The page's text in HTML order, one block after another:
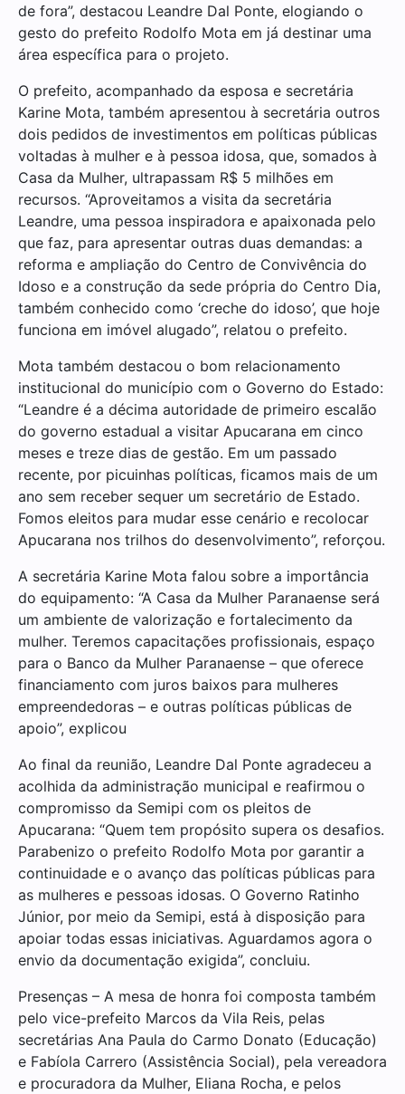
de fora”, destacou Leandre Dal Ponte, elogiando o
gesto do prefeito Rodolfo Mota em já destinar uma
área específica para o projeto.
O prefeito, acompanhado da esposa e secretária
Karine Mota, também apresentou à secretária outros
dois pedidos de investimentos em políticas públicas
voltadas à mulher e à pessoa idosa, que, somados à
Casa da Mulher, ultrapassam R$ 5 milhões em
recursos. “Aproveitamos a visita da secretária
Leandre, uma pessoa inspiradora e apaixonada pelo
que faz, para apresentar outras duas demandas: a
reforma e ampliação do Centro de Convivência do
Idoso e a construção da sede própria do Centro Dia,
também conhecido como ‘creche do idoso’, que hoje
funciona em imóvel alugado”, relatou o prefeito.
Mota também destacou o bom relacionamento
institucional do município com o Governo do Estado:
“Leandre é a décima autoridade de primeiro escalão
do governo estadual a visitar Apucarana em cinco
meses e treze dias de gestão. Em um passado
recente, por picuinhas políticas, ficamos mais de um
ano sem receber sequer um secretário de Estado.
Fomos eleitos para mudar esse cenário e recolocar
Apucarana nos trilhos do desenvolvimento”, reforçou.
A secretária Karine Mota falou sobre a importância
do equipamento: “A Casa da Mulher Paranaense será
um ambiente de valorização e fortalecimento da
mulher. Teremos capacitações profissionais, espaço
para o Banco da Mulher Paranaense – que oferece
financiamento com juros baixos para mulheres
empreendedoras – e outras políticas públicas de
apoio”, explicou
Ao final da reunião, Leandre Dal Ponte agradeceu a
acolhida da administração municipal e reafirmou o
compromisso da Semipi com os pleitos de
Apucarana: “Quem tem propósito supera os desafios.
Parabenizo o prefeito Rodolfo Mota por garantir a
continuidade e o avanço das políticas públicas para
as mulheres e pessoas idosas. O Governo Ratinho
Júnior, por meio da Semipi, está à disposição para
apoiar todas essas iniciativas. Aguardamos agora o
envio da documentação exigida”, concluiu.
Presenças – A mesa de honra foi composta também
pelo vice-prefeito Marcos da Vila Reis, pelas
secretárias Ana Paula do Carmo Donato (Educação)
e Fabíola Carrero (Assistência Social), pela vereadora
e procuradora da Mulher, Eliana Rocha, e pelos